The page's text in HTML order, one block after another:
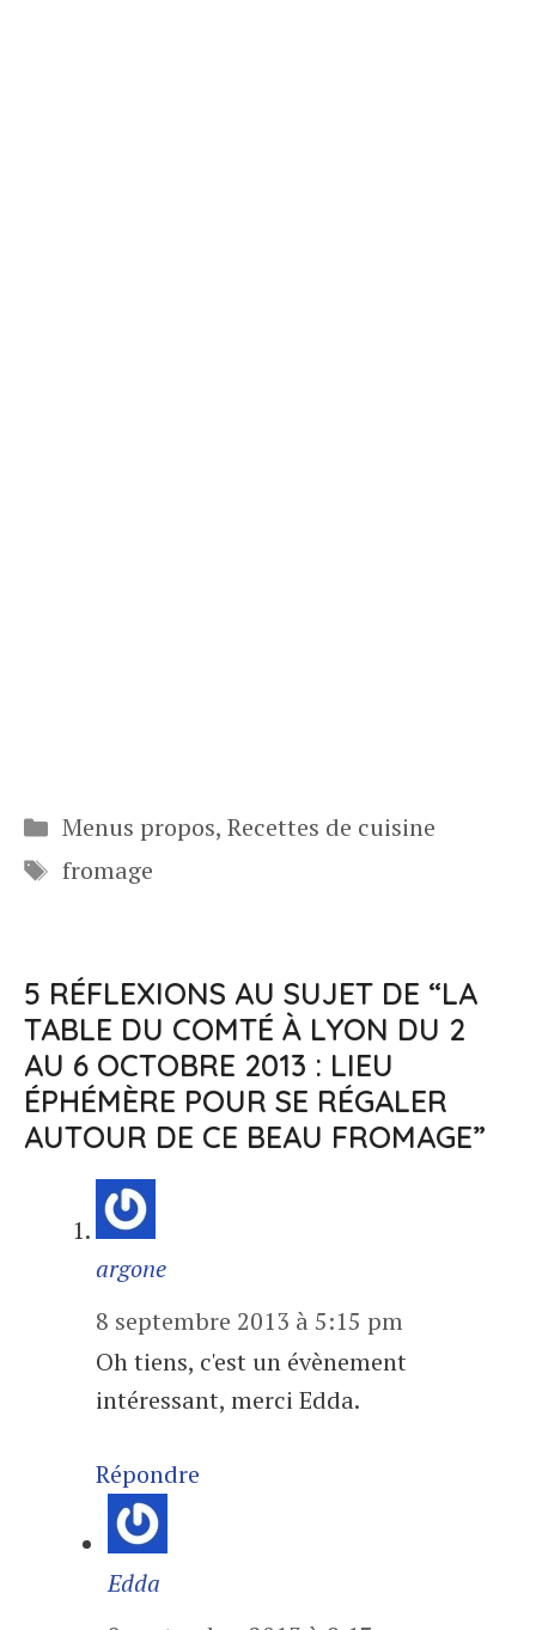
Catégories
Menus propos, Recettes de cuisine
Étiquettes
fromage
5 RÉFLEXIONS AU SUJET DE “LA
TABLE DU COMTÉ À LYON DU 2
AU 6 OCTOBRE 2013 : LIEU
ÉPHÉMÈRE POUR SE RÉGALER
AUTOUR DE CE BEAU FROMAGE”
argone
8 septembre 2013 à 5:15 pm
Oh tiens, c'est un évènement
intéressant, merci Edda.
Répondre
Edda